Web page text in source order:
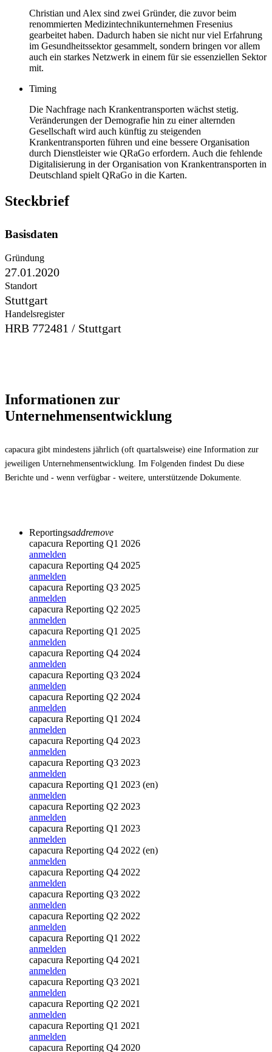
Christian und Alex sind zwei Gründer, die zuvor beim
renommierten Medizintechnikunternehmen Fresenius
gearbeitet haben. Dadurch haben sie nicht nur viel Erfahrung
im Gesundheitssektor gesammelt, sondern bringen vor allem
auch ein starkes Netzwerk in einem für sie essenziellen Sektor
mit.
Timing
Die Nachfrage nach Krankentransporten wächst stetig.
Veränderungen der Demografie hin zu einer alternden
Gesellschaft wird auch künftig zu steigenden
Krankentransporten führen und eine bessere Organisation
durch Dienstleister wie QRaGo erfordern. Auch die fehlende
Digitalisierung in der Organisation von Krankentransporten in
Deutschland spielt QRaGo in die Karten.
Steckbrief
Basisdaten
Gründung
27.01.2020
Standort
Stuttgart
Handelsregister
HRB 772481 / Stuttgart
Informationen zur
Unternehmensentwicklung
capacura gibt mindestens jährlich (oft quartalsweise) eine Information zur
jeweiligen Unternehmensentwicklung. Im Folgenden findest Du diese
Berichte und - wenn verfügbar - weitere, unterstützende Dokumente.
Reportingsaddremove
capacura Reporting Q1 2026
anmelden
capacura Reporting Q4 2025
anmelden
capacura Reporting Q3 2025
anmelden
capacura Reporting Q2 2025
anmelden
capacura Reporting Q1 2025
anmelden
capacura Reporting Q4 2024
anmelden
capacura Reporting Q3 2024
anmelden
capacura Reporting Q2 2024
anmelden
capacura Reporting Q1 2024
anmelden
capacura Reporting Q4 2023
anmelden
capacura Reporting Q3 2023
anmelden
capacura Reporting Q1 2023 (en)
anmelden
capacura Reporting Q2 2023
anmelden
capacura Reporting Q1 2023
anmelden
capacura Reporting Q4 2022 (en)
anmelden
capacura Reporting Q4 2022
anmelden
capacura Reporting Q3 2022
anmelden
capacura Reporting Q2 2022
anmelden
capacura Reporting Q1 2022
anmelden
capacura Reporting Q4 2021
anmelden
capacura Reporting Q3 2021
anmelden
capacura Reporting Q2 2021
anmelden
capacura Reporting Q1 2021
anmelden
capacura Reporting Q4 2020